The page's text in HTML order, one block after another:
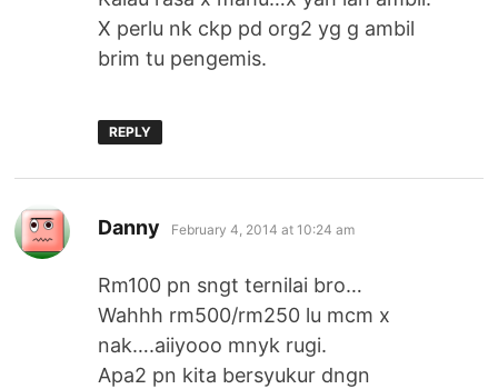
X perlu nk ckp pd org2 yg g ambil
brim tu pengemis.
REPLY
Danny says:
February 4, 2014 at 10:24 am
Rm100 pn sngt ternilai bro…
Wahhh rm500/rm250 lu mcm x
nak….aiiyooo mnyk rugi.
Apa2 pn kita bersyukur dngn